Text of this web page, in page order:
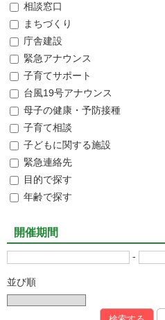
相談窓口
まちづくり
庁舎建設
緊急アナウンス
子育てサポート
台風19号アナウンス
母子の健康・予防接種
子育て相談
子どもに関する施設
緊急連絡先
目的で探す
年齢で探す
開催期間
-
並び順